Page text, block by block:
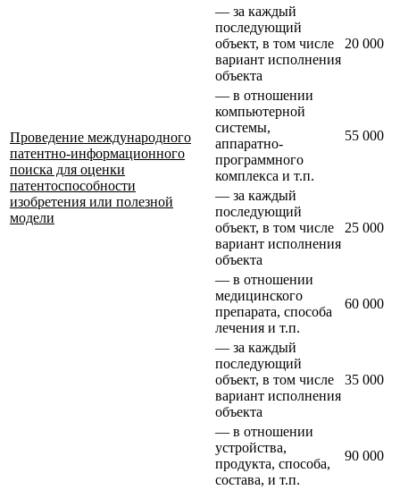
Проведение международного
патентно-информационного
поиска для оценки
патентоспособности
изобретения или полезной
модели
— за каждый
последующий
объект, в том числе
вариант исполнения
объекта
20 000
— в отношении
компьютерной
системы,
аппаратно-
программного
комплекса и т.п.
55 000
— за каждый
последующий
объект, в том числе
вариант исполнения
объекта
25 000
— в отношении
медицинского
препарата, способа
лечения и т.п.
60 000
— за каждый
последующий
объект, в том числе
вариант исполнения
объекта
35 000
— в отношении
устройства,
продукта, способа,
состава, и т.п.
90 000